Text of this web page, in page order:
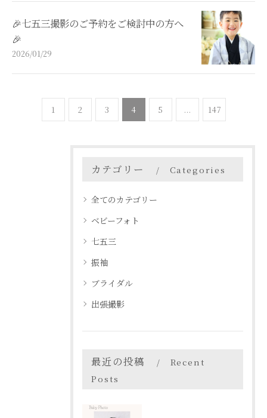
🎉七五三撮影のご予約をご検討中の方へ
🎉
2026/01/29
1 2 3 4 5 ... 147
カテゴリー Categories
全てのカテゴリー
ベビーフォト
七五三
振袖
ブライダル
出張撮影
最近の投稿
Recent
Posts